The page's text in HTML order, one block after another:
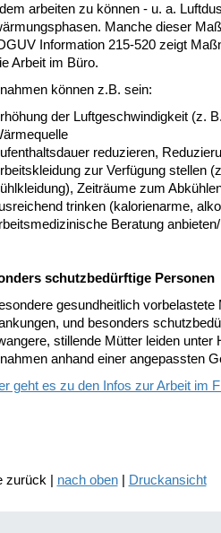
arbeiten zu können - u. a.
Manche dieser
Information 215-520 zeigt
Arbeit im Büro.
können z.B. sein:
der Luftgeschwindigkeit (z.
reduzieren,
zur Verfügung stellen
Zeiträume zum
trinken (kalorienarme,
Beratung
schutzbedürftige Personen
gesundheitlich
und besonders
stillende Mütter leiden
anhand einer angepassten
geht es zu den Infos zur Arbeit im
zurück | nach oben| Druckansicht